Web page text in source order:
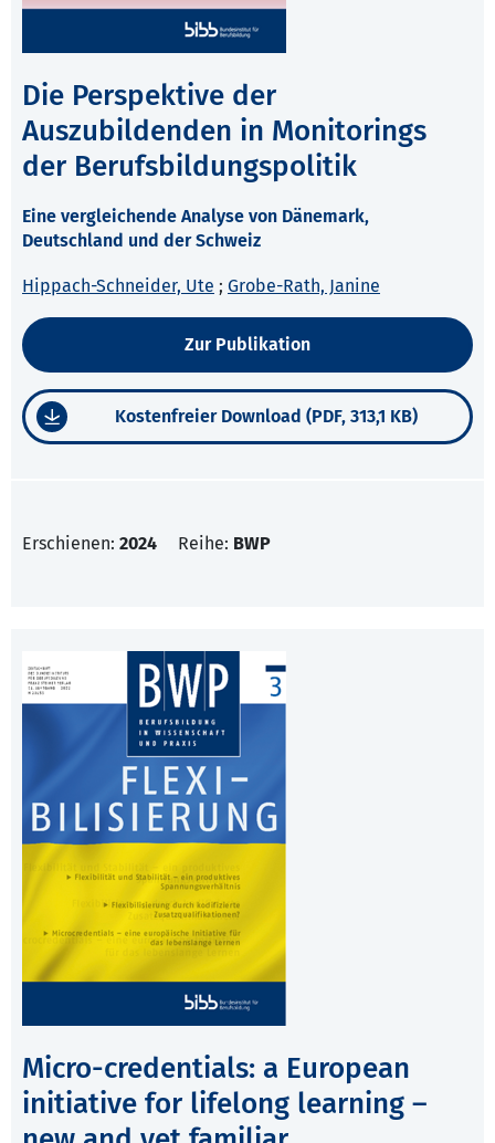
Die Perspektive der
Auszubildenden in Monitorings
der Berufsbildungspolitik
Eine vergleichende Analyse von Dänemark,
Deutschland und der Schweiz
Hippach-Schneider, Ute ; Grobe-Rath, Janine
Zur Publikation
Kostenfreier Download (PDF, 313,1 KB)
Erschienen: 2024 Reihe: BWP
Micro-credentials: a European
initiative for lifelong learning –